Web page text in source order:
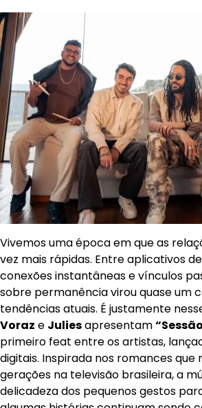
Vivemos uma época em que as
vez mais rápidas. Entre aplicativos
conexões instantâneas e vínculos
sobre permanência virou quase um
tendências atuais. É justamente
Voraz e Juliesapresentam
primeiro feat entre os artistas,
digitais. Inspirada nos romances
gerações na televisão brasileira, a
delicadeza dos pequenos gestos